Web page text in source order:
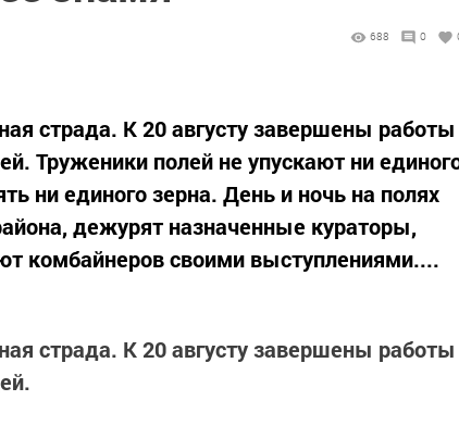
688 0
страда. К 20 августу завершены работы
Труженики полей не упускают ни
ни единого зерна. День и ночь на полях
дежурят назначенные кураторы,
комбайнеров своими выступлениями....
страда. К 20 августу завершены работы